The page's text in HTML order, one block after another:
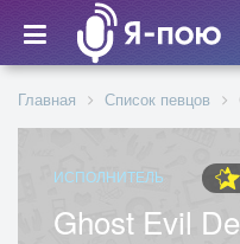
Главная Список певцов
ИСПОЛНИТЕЛЬ
Ghost Evil